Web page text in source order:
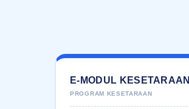
E-MODUL KESETARAAN